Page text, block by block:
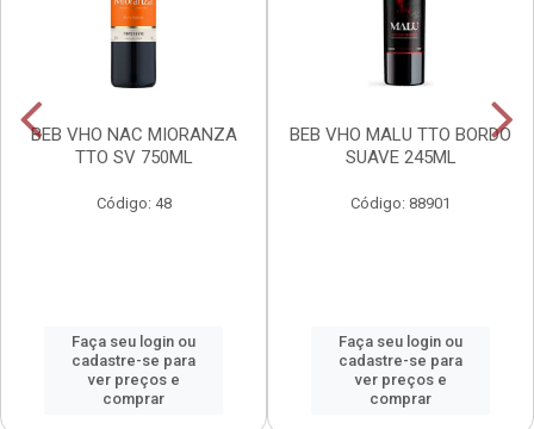
BEB VHO NAC MIORANZA
TTO SV 750ML
Código: 48
Faça seu login ou
cadastre-se para
ver preços e
comprar
BEB VHO MALU TTO BORDO
SUAVE 245ML
Código: 88901
Faça seu login ou
cadastre-se para
ver preços e
comprar